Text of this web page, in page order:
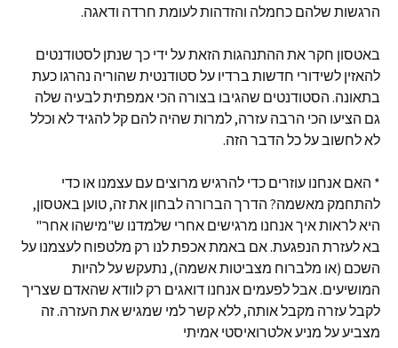
הרגשות שלהם כחמלה והזדהות לעומת חרדה ודאגה.
באטסון חקר את ההתנהגות הזאת על ידי כך שנתן לסטודנטים
להאזין לשידורי חדשות ברדיו על סטודנטית שהוריה נהרגו כעת
בתאונה. הסטודנטים שהגיבו בצורה הכי אמפתית לבעיה שלה
גם הציעו הכי הרבה עזרה, למרות שהיה להם קל להגיד לא וכלל
לא לחשוב על כל הדבר הזה.
* האם אנחנו עוזרים כדי להרגיש מרוצים עם עצמנו או כדי
להתחמק מאשמה? הדרך הברורה לבחון את זה, טוען באטסון,
היא לראות איך אנחנו מרגישים אחרי שלמדנו ש"מישהו אחר"
בא לעזרת הנפגעת. אם באמת אכפת לנו רק מלטפוח לעצמנו על
השכם (או מלברוח מצביטות אשמה), נתעקש על להיות
המושיעים. אבל לפעמים אנחנו דואגים רק לוודא שהאדם שצריך
לקבל עזרה מקבל אותה, ללא קשר למי שמגיש את העזרה. זה
מצביע על מניע אלטרואיסטי אמיתי